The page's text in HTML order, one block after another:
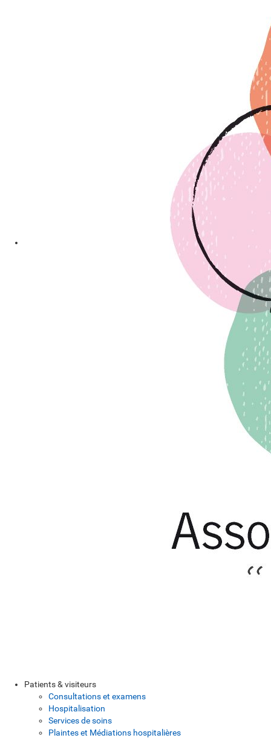
Patients & visiteurs
Consultations et examens
Hospitalisation
Services de soins
Plaintes et Médiations hospitalières